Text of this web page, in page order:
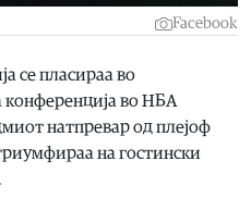
Facebook
се пласираа во
конференција во НБА
натпревар од плејоф
на гостински